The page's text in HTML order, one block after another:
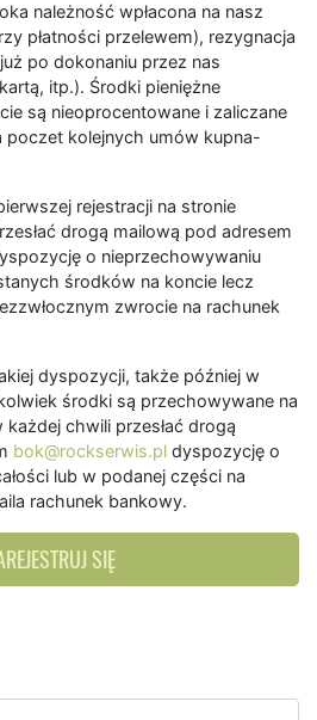
należność wpłacona na nasz
płatności przelewem), rezygnacja
po dokonaniu przez nas
itp.). Środki pieniężne
są nieoprocentowane i zaliczane
poczet kolejnych umów kupna-
rejestracji na stronie
drogą mailową pod adresem
o nieprzechowywaniu
środków na koncie lecz
zwrocie na rachunek
dyspozycji, także później w
środki są przechowywane na
każdej chwili przesłać drogą
bok@rockserwis.pl dyspozycję o
lub w podanej części na
rachunek bankowy.
SIĘ